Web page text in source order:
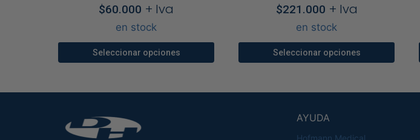
$60.000 + Iva
en stock
Seleccionar opciones
variantes.
$221.000 + Iva
en stock
Seleccionar opciones
múltiples
variantes.
AYUDA
Hofmann Medical